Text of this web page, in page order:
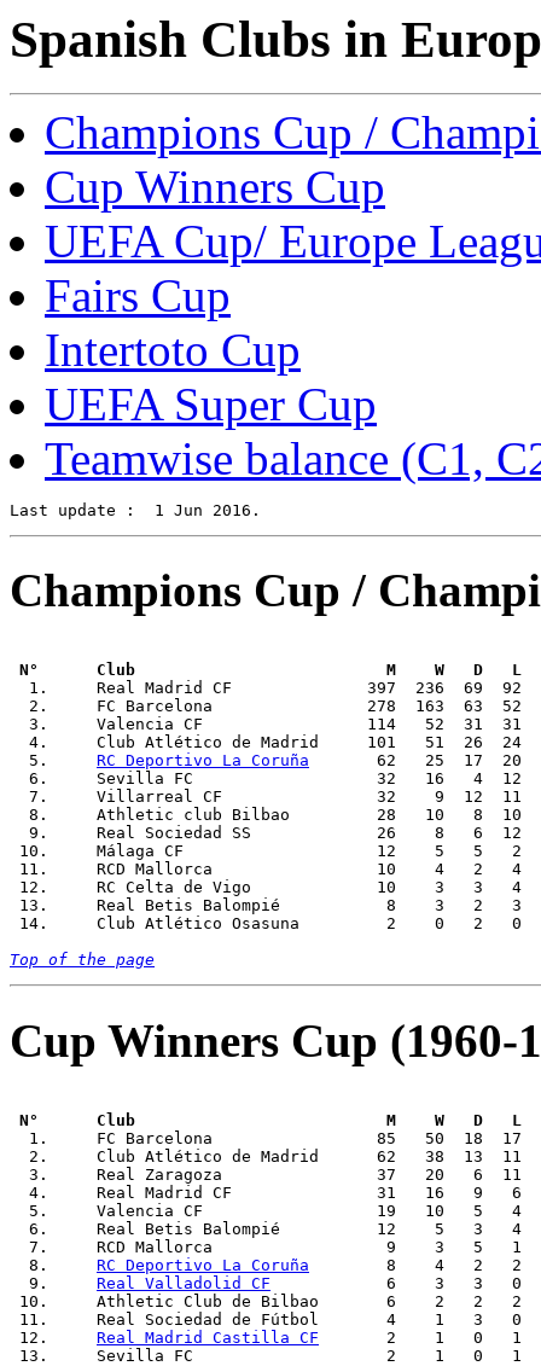
Spanish Clubs in
Champions Cup /
Cup Winners Cup
UEFA Cup/ Europe
Fairs Cup
Intertoto Cup
UEFA Super Cup
Teamwise balance (C1,
Champions Cup /
N°      Club                          M    W   D   L
1.     Real Madrid CF              397  236  69
2.     FC Barcelona                278  163  63  52
3.     Valencia CF                 114   52  31  31
4.     Club Atlético de Madrid     101   51  26  24
  5.
RC Deportivo La Coruña
62   25  17  20
  6.     Sevilla FC		      32   16   4  12    58  49     +9      5           -       -
  7.     Villarreal CF		      32    9  12  11    30  37     -7      3           -       -
  8.     Athletic club Bilbao         28   10	8  10    38  43     -5      5           -       -
9.     Real Sociedad SS             26    8   6  12
10.     Málaga CF                    12    5   5
11.     RCD Mallorca                 10    4   2
12.     RC Celta de Vigo             10    3   3
13.     Real Betis Balompié           8    3
14.     Club Atlético Osasuna         2    0
Top of the page
Cup Winners Cup
N°      Club                          M    W   D   L
1.     FC Barcelona                 85   50  18
2.     Club Atlético de Madrid      62   38  13  11
3.     Real Zaragoza                37   20   6  11
4.     Real Madrid CF               31   16   9   6
5.     Valencia CF                  19   10   5   4
6.     Real Betis Balompié          12    5   3   4
7.     RCD Mallorca                  9    3   5   1
  8.
RC Deportivo La Coruña
8    4   2   2
  9.
Real Valladolid CF
6    3   3   0
10.     Athletic Club de Bilbao       6    2
11.     Real Sociedad de Fútbol       4    1
12. Real Madrid Castilla CF
2    1   0   1
13.     Sevilla FC                    2    1   0